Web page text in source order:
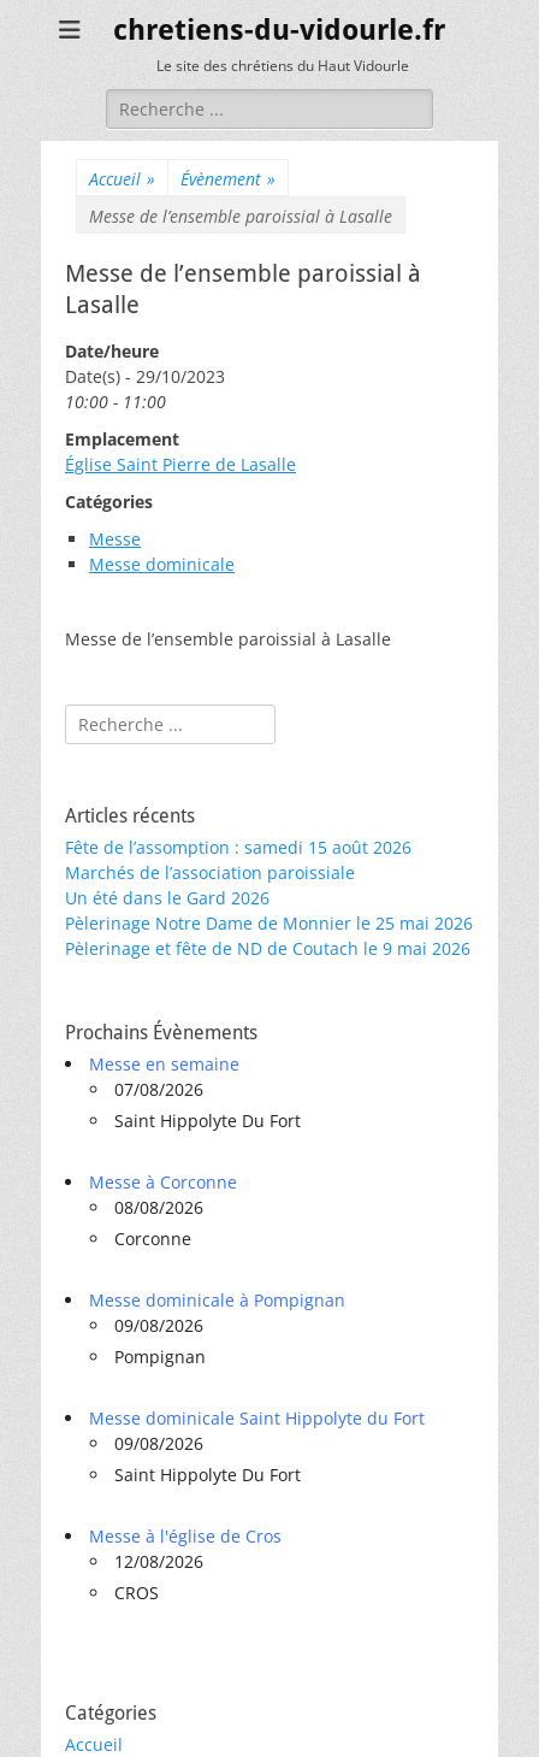
chretiens-du-vidourle.fr
Le site des chrétiens du Haut Vidourle
Rechercher :
Accueil » Évènement »
Messe de l’ensemble paroissial à Lasalle
Messe de l’ensemble paroissial à
Lasalle
Date/heure
Date(s) - 29/10/2023
10:00 - 11:00
Emplacement
Église Saint Pierre de Lasalle
Catégories
Messe
Messe dominicale
Messe de l’ensemble paroissial à Lasalle
Rechercher :
Articles récents
Fête de l’assomption : samedi 15 août 2026
Marchés de l’association paroissiale
Un été dans le Gard 2026
Pèlerinage Notre Dame de Monnier le 25 mai 2026
Pèlerinage et fête de ND de Coutach le 9 mai 2026
Prochains Évènements
Messe en semaine
07/08/2026
Saint Hippolyte Du Fort
Messe à Corconne
08/08/2026
Corconne
Messe dominicale à Pompignan
09/08/2026
Pompignan
Messe dominicale Saint Hippolyte du Fort
09/08/2026
Saint Hippolyte Du Fort
Messe à l'église de Cros
12/08/2026
CROS
Catégories
Accueil